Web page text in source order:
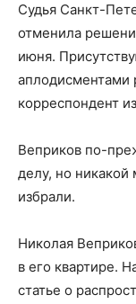
Судья Санкт-
отменила
июня.
аплодисментами
корреспондент
Веприков по-
делу, но
избрали.
Николая
в его квартире.
статье о